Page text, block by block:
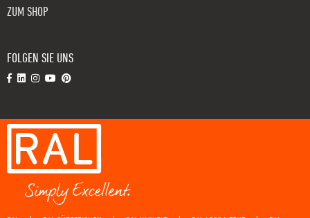
ZUM SHOP
FOLGEN SIE UNS